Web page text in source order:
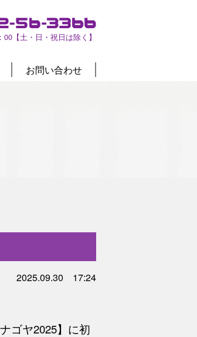
【土・日・祝日は除く】
お問い合わせ
2025.09.30 17:24
ゴヤ2025】に初